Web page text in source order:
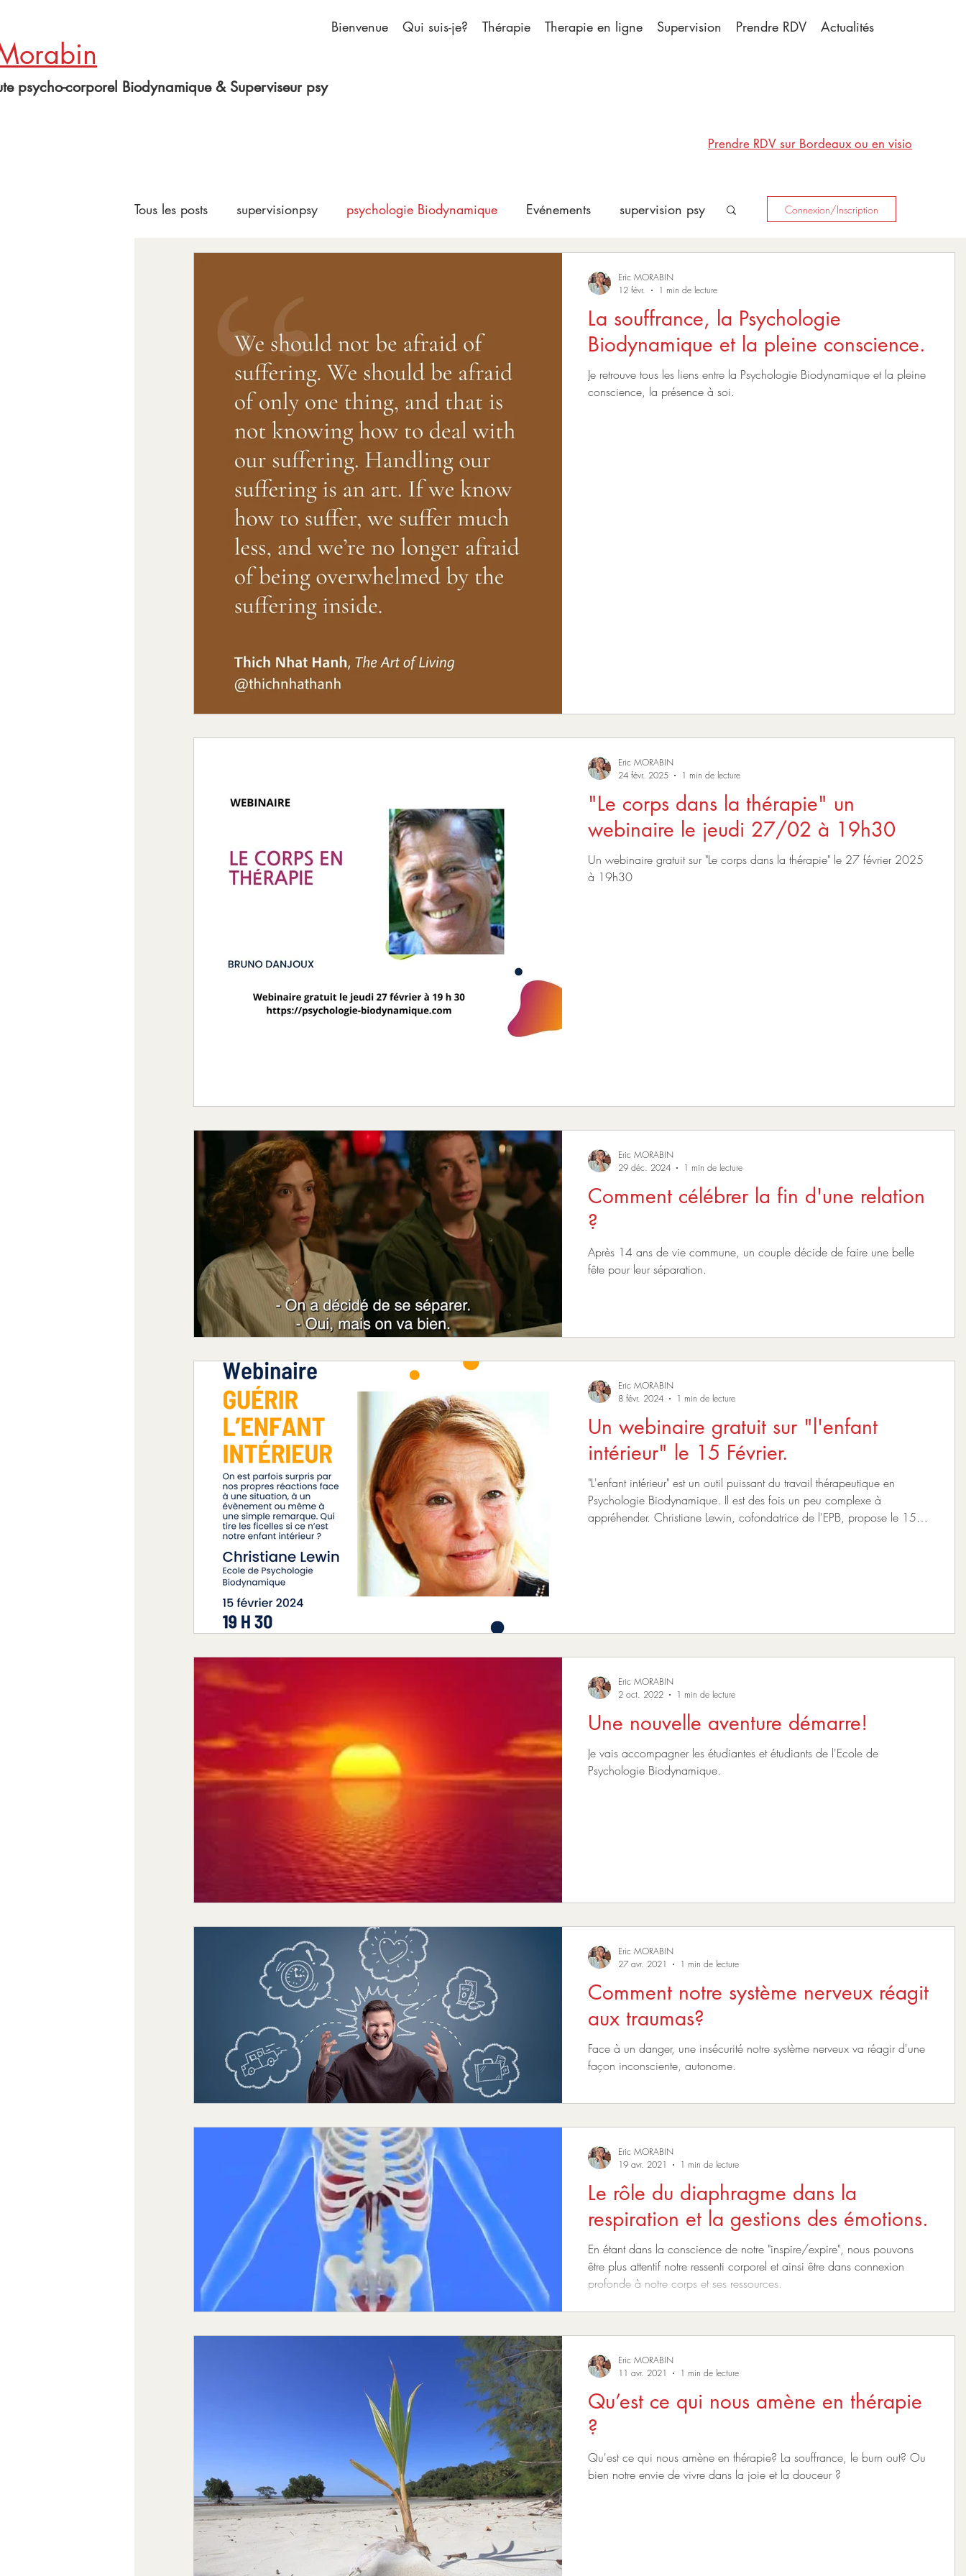
psycho-corporel Biodynamique & Superviseur psy
Bienvenue Qui suis-je? Thérapie Therapie en ligne Supervision Prendre RDV Actualités
Prendre RDV sur Bordeaux ou en visio
Tous les posts supervisionpsy psychologie Biodynamique Evénements supervision psy Connexion/Inscription
La souffrance, la Psychologie
Biodynamique et la pleine conscience.
Je retrouve tous les liens entre la Psychologie Biodynamique et la pleine
conscience, la présence à soi.
Eric MORABIN
12 févr.
1 min de lecture
"Le corps dans la thérapie" un
webinaire le jeudi 27/02 à 19h30
Un webinaire gratuit sur "Le corps dans la thérapie" le 27 février 2025
à 19h30
Eric MORABIN
24 févr. 2025
1 min de lecture
Comment célébrer la fin d'une relation
?
Après 14 ans de vie commune, un couple décide de faire une belle
fête pour leur séparation.
Eric MORABIN
29 déc. 2024
1 min de lecture
Un webinaire gratuit sur "l'enfant
intérieur" le 15 Février.
"L'enfant intérieur" est un outil puissant du travail thérapeutique en
Psychologie Biodynamique. Il est des fois un peu complexe à
appréhender. Christiane Lewin, cofondatrice de l'EPB, propose le 15
Eric MORABIN
8 févr. 2024
1 min de lecture
Une nouvelle aventure démarre!
Je vais accompagner les étudiantes et étudiants de l'Ecole de
Psychologie Biodynamique.
Eric MORABIN
2 oct. 2022
1 min de lecture
Comment notre système nerveux réagit
aux traumas?
Face à un danger, une insécurité notre système nerveux va réagir d'une
façon inconsciente, autonome.
Eric MORABIN
27 avr. 2021
1 min de lecture
Le rôle du diaphragme dans la
respiration et la gestions des émotions.
En étant dans la conscience de notre "inspire/expire", nous pouvons
être plus attentif notre ressenti corporel et ainsi être dans connexion
profonde à notre corps et ses ressources.
Eric MORABIN
19 avr. 2021
1 min de lecture
Qu’est ce qui nous amène en thérapie
?
Qu'est ce qui nous amène en thérapie? La souffrance, le burn out? Ou
bien notre envie de vivre dans la joie et la douceur ?
Eric MORABIN
11 avr. 2021
1 min de lecture